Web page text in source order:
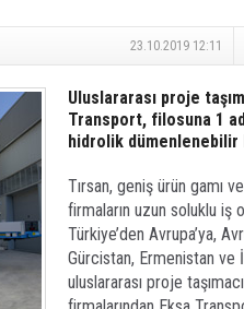
23.10.2019 12:11
Uluslararası proje
Transport, filosuna 1
hidrolik
Tırsan, geniş ürün gamı
firmaların uzun soluklu iş
Türkiye’den Avrupa’ya,
Gürcistan, Ermenistan ve
uluslararası proje